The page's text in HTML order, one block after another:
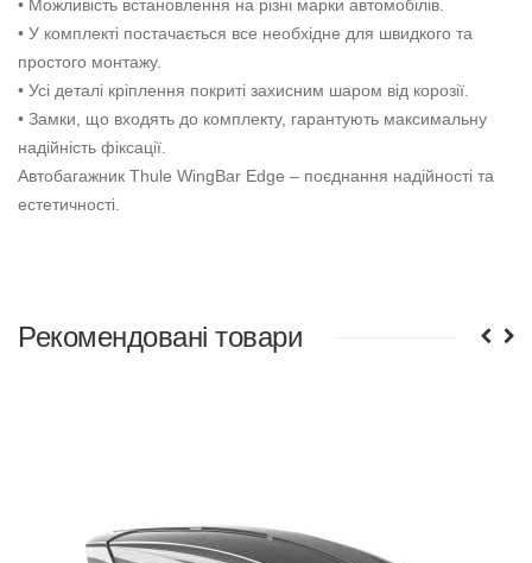
• Можливість встановлення на різні марки автомобілів.
• У комплекті постачається все необхідне для швидкого та
простого монтажу.
• Усі деталі кріплення покриті захисним шаром від корозії.
• Замки, що входять до комплекту, гарантують максимальну
надійність фіксації.
Автобагажник Thule WingBar Edge – поєднання надійності та
естетичності.
Рекомендовані товари